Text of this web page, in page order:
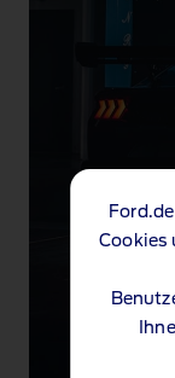
Cookies